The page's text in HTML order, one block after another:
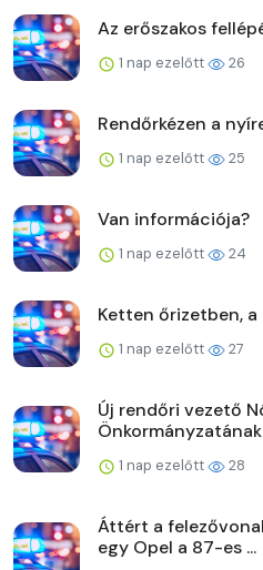
Az erőszakos
1 nap ezelőtt 26
Rendőrkézen a
1 nap ezelőtt 25
Van információja?
1 nap ezelőtt 24
Ketten őrizetben,
1 nap ezelőtt 27
Új rendőri vezető
Önkormányzatának
1 nap ezelőtt 28
Áttért a
egy Opel a 87-es ...